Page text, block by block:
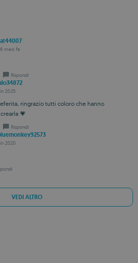
6 mesi fa
Rispondi
in 2025
ringrazio tutti coloro che hanno
💗
Rispondi
in 2020
VEDI ALTRO